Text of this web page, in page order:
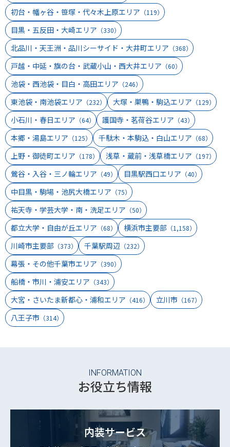
初台・幡ヶ谷・笹塚・代々木上原エリア （119）
目黒・五反田・大崎エリア （330）
北品川・天王洲・品川シーサイド・大井町エリア （368）
戸越・中延・旗の台・武蔵小山・西大井エリア （60）
池袋・西池袋・目白・高田エリア （246）
東池袋・南池袋エリア （232） 大塚・巣鴨・駒込エリア （129）
小石川・春日エリア （64） 護国寺・茗荷谷エリア （43）
本郷・湯島エリア （125） 千駄木・本駒込・白山エリア （68）
上野・御徒町エリア （178） 浅草・蔵前・浅草橋エリア （197）
鶯谷・入谷・三ノ輪エリア （49） 目黒駅西口エリア （40）
中目黒・駒場・池尻大橋エリア （75）
祐天寺・学芸大学・南・洗足エリア （50）
都立大学・自由が丘エリア （68） 横浜市主要部 （1,158）
川崎市主要部 （373） 千葉駅周辺 （232）
幕張・その他千葉市エリア （390）
船橋・市川・浦安エリア （343）
大宮・さいたま新都心・浦和エリア （416） 立川市 （167）
八王子市 （314）
INFORMATION
お役立ち情報
内装サービス